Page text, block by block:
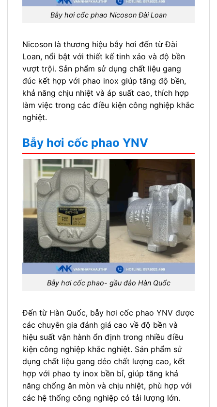
Bẫy hơi cốc phao Nicoson Đài Loan
Nicoson là thương hiệu bẫy hơi đến từ Đài
Loan, nổi bật với thiết kế tinh xảo và độ bền
vượt trội. Sản phẩm sử dụng chất liệu gang
đúc kết hợp với phao inox giúp tăng độ bền,
khả năng chịu nhiệt và áp suất cao, thích hợp
làm việc trong các điều kiện công nghiệp khắc
nghiệt.
Bẫy hơi cốc phao YNV
Bẫy hơi cốc phao- gầu đảo Hàn Quốc
Đến từ Hàn Quốc, bẫy hơi cốc phao YNV được
các chuyên gia đánh giá cao về độ bền và
hiệu suất vận hành ổn định trong nhiều điều
kiện công nghiệp khắc nghiệt. Sản phẩm sử
dụng chất liệu gang dẻo chất lượng cao, kết
hợp với phao ty inox bền bỉ, giúp tăng khả
năng chống ăn mòn và chịu nhiệt, phù hợp với
các hệ thống công nghiệp có tải lượng lớn.